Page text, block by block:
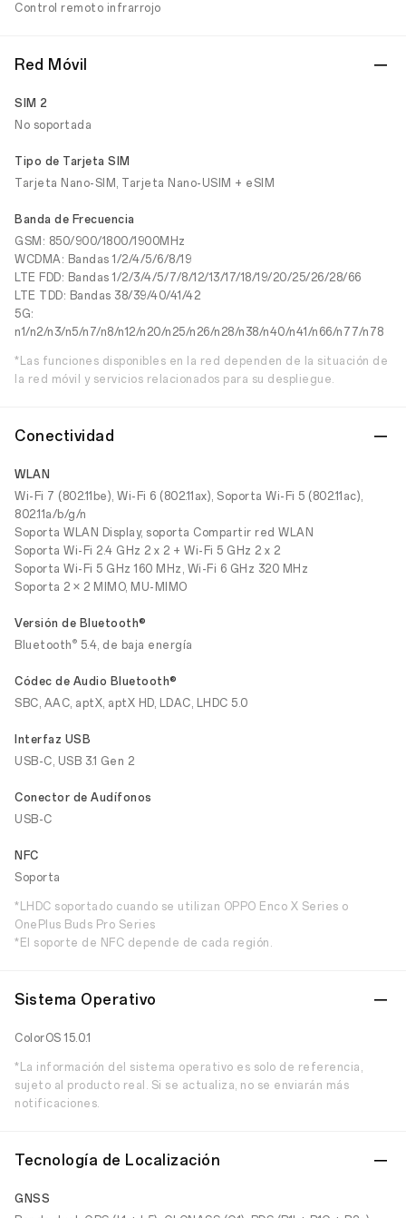
Control remoto infrarrojo
Red Móvil
SIM 2
No soportada
Tipo de Tarjeta SIM
Tarjeta Nano-SIM, Tarjeta Nano-USIM + eSIM
Banda de Frecuencia
GSM: 850/900/1800/1900MHz
WCDMA: Bandas 1/2/4/5/6/8/19
LTE FDD: Bandas 1/2/3/4/5/7/8/12/13/17/18/19/20/25/26/28/66
LTE TDD: Bandas 38/39/40/41/42
5G:
n1/n2/n3/n5/n7/n8/n12/n20/n25/n26/n28/n38/n40/n41/n66/n77/n78
*Las funciones disponibles en la red dependen de la situación de
la red móvil y servicios relacionados para su despliegue.
Conectividad
WLAN
Wi-Fi 7 (802.11be), Wi-Fi 6 (802.11ax), Soporta Wi-Fi 5 (802.11ac),
802.11a/b/g/n
Soporta WLAN Display, soporta Compartir red WLAN
Soporta Wi-Fi 2.4 GHz 2 x 2 + Wi-Fi 5 GHz 2 x 2
Soporta Wi-Fi 5 GHz 160 MHz, Wi-Fi 6 GHz 320 MHz
Soporta 2 × 2 MIMO, MU-MIMO
Versión de Bluetooth®
Bluetooth® 5.4, de baja energía
Códec de Audio Bluetooth®
SBC, AAC, aptX, aptX HD, LDAC, LHDC 5.0
Interfaz USB
USB-C, USB 3.1 Gen 2
Conector de Audífonos
USB-C
NFC
Soporta
*LHDC soportado cuando se utilizan OPPO Enco X Series o
OnePlus Buds Pro Series
*El soporte de NFC depende de cada región.
Sistema Operativo
ColorOS 15.0.1
*La información del sistema operativo es solo de referencia,
sujeto al producto real. Si se actualiza, no se enviarán más
notificaciones.
Tecnología de Localización
GNSS